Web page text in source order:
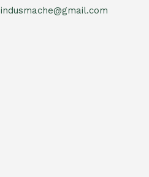
indusmache@gmail.com